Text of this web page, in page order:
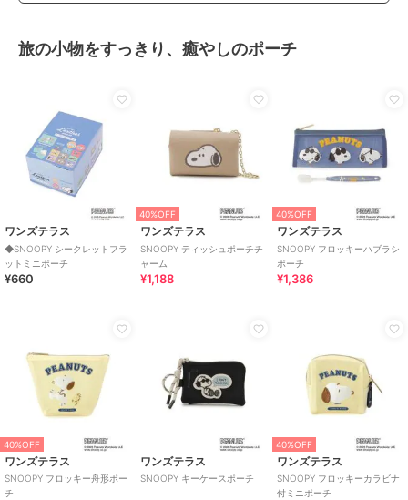
旅の小物をすっきり、癒やしのポーチ
ワンズテラス
◆SNOOPY シークレットフラ
ットミニポーチ
¥660
40%OFF
ワンズテラス
SNOOPY ティッシュポーチチ
ャーム
¥1,188
40%OFF
ワンズテラス
SNOOPY フロッキーハブラシ
ポーチ
¥1,386
40%OFF
ワンズテラス
SNOOPY フロッキー舟形ポー
チ
ワンズテラス
SNOOPY キーケースポーチ
40%OFF
ワンズテラス
SNOOPY フロッキーカラビナ
付ミニポーチ